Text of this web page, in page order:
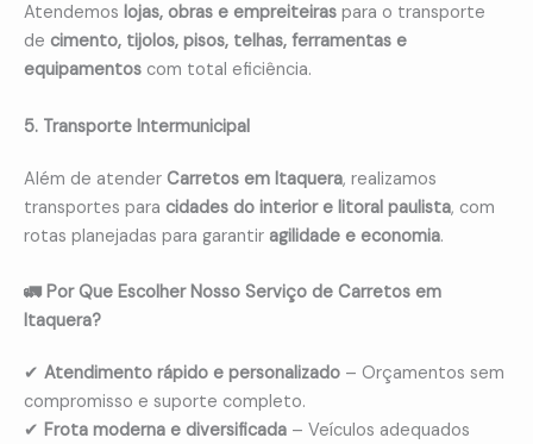
Atendemos lojas, obras e empreiteiras para o transporte
de cimento, tijolos, pisos, telhas, ferramentas e
equipamentos com total eficiência.
5. Transporte Intermunicipal
Além de atender Carretos em Itaquera, realizamos
transportes para cidades do interior e litoral paulista, com
rotas planejadas para garantir agilidade e economia.
🚛 Por Que Escolher Nosso Serviço de Carretos em
Itaquera?
✔ Atendimento rápido e personalizado – Orçamentos sem
compromisso e suporte completo.
✔ Frota moderna e diversificada – Veículos adequados